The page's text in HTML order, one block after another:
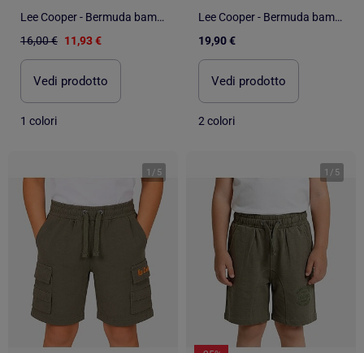
Lee Cooper - Bermuda bambino
16,00 € 11,93 €
Vedi prodotto
1 colori
Lee Cooper - Bermuda bambino
19,90 €
Vedi prodotto
2 colori
1 / 5 1 / 5